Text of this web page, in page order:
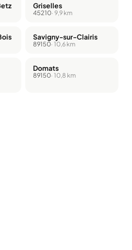
Griselles
45210· 9,9 km
Savigny-sur-Clairis
89150· 10,6 km
Domats
89150· 10,8 km